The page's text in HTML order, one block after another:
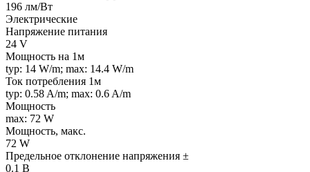
196 лм/Вт
Электрические
Напряжение питания
24 V
Мощность на 1м
typ: 14 W/m; max: 14.4 W/m
Ток потребления 1м
typ: 0.58 A/m; max: 0.6 A/m
Мощность
max: 72 W
Мощность, макс.
72 W
Предельное отклонение напряжения ±
0.1 В